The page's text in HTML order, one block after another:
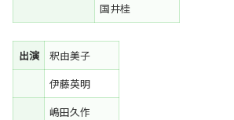
国井桂
出演
釈由美子
伊藤英明
嶋田久作